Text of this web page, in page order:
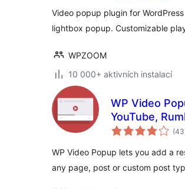
Video popup plugin for
lightbox popup. Customizable
WPZOOM
10 000+ aktivních instalací
WP Video
YouTube,
(43
WP Video Popup lets you add a
any page, post or custom post